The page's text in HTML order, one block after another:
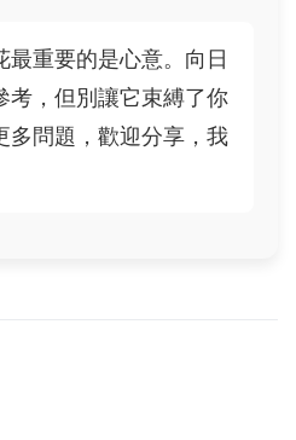
最重要的是心意。向日
考，但別讓它束縛了你
多問題，歡迎分享，我